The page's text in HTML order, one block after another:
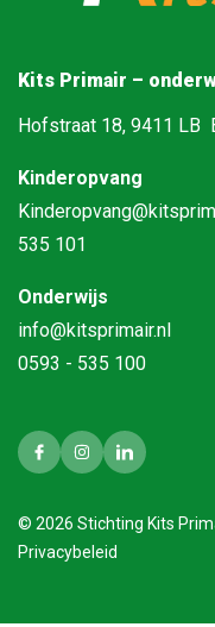
Kits Primair –
Hofstraat 18, 9411 LB
535 101
Onderwijs
info@kitsprimair.nl
0593 - 535 100
© 2026 Stichting Kits
Privacybeleid